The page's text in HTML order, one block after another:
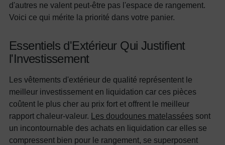
d'autres ne valent peut-être pas l'espace de rangement.
Voici ce qui mérite la priorité dans votre panier.
Essentiels d'Extérieur Qui Justifient
l'Investissement
Les vêtements d'extérieur de qualité représentent le
meilleur investissement en liquidation car ces pièces
coûtent le plus cher au prix fort et offrent le meilleur
rapport chaleur-valeur. Les doudounes matelassées sont
un incontournable des achats en liquidation car elles se
compressent bien pour le rangement, se superposent